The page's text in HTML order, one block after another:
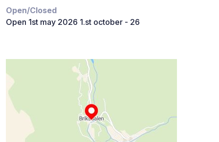
Open/Closed
Open 1st may 2026 1.st october - 26